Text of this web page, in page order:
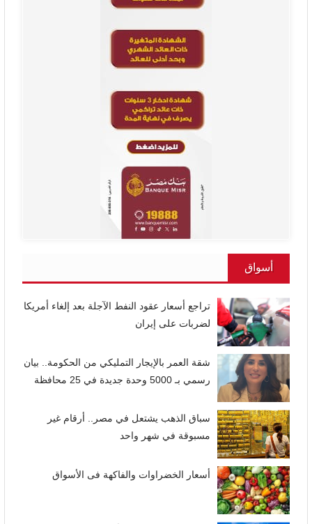
أسواق
تراجع أسعار عقود النفط الآجلة بعد إلغاء أمريكا
لضربات على إيران
شقة العمر بالإيجار التمليكي من الحكومة.. بيان
رسمي بـ 5000 وحدة جديدة في 25 محافظة
سباق الذهب يشتعل في مصر.. أرقام غير
مسبوقة في شهر واحد
أسعار الخضراوات والفاكهة فى الأسواق